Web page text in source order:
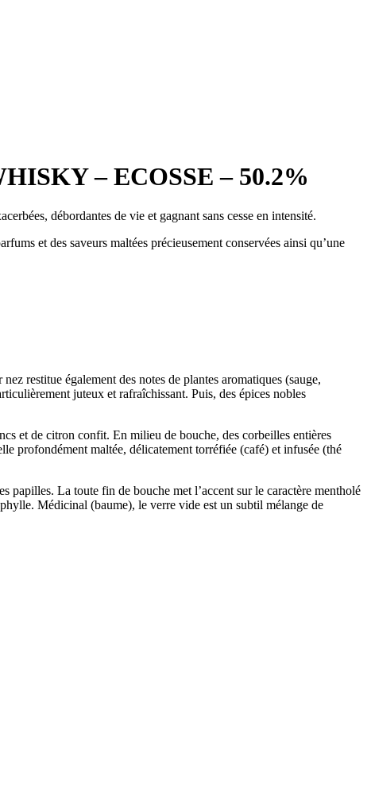
– ECOSSE – 50.2%
débordantes de vie et gagnant sans cesse en intensité.
et des saveurs maltées précieusement conservées ainsi qu’une
restitue également des notes de plantes aromatiques (sauge,
juteux et rafraîchissant. Puis, des épices nobles
et de citron confit. En milieu de bouche, des corbeilles entières
profondément maltée, délicatement torréfiée (café) et infusée (thé
papilles. La toute fin de bouche met l’accent sur le caractère mentholé
Médicinal (baume), le verre vide est un subtil mélange de